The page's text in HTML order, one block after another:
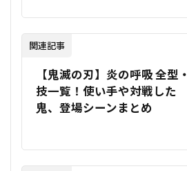
関連記事
【鬼滅の刃】炎の呼吸 全型・
技一覧！使い手や対戦した
鬼、登場シーンまとめ